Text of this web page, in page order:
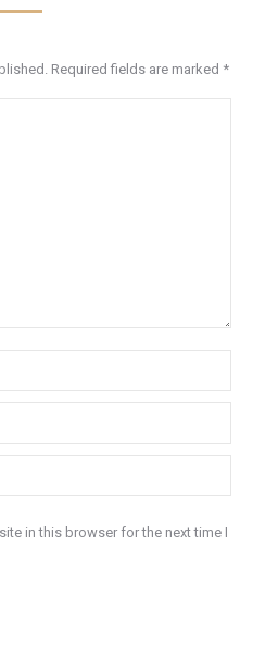
Required fields are marked *
in this browser for the next time I